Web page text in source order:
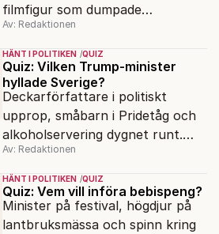
filmfigur som dumpade
Liberalerna. Har du koll på
veckans politiska snackisar?
Av: Redaktionen
HÄNT I POLITIKEN QUIZ
Quiz: Vilken Trump-minister
hyllade Sverige?
Deckarförfattare i politiskt
upprop, småbarn i Pridetåg och
alkoholservering dygnet runt.
Har du koll på veckans politiska
snackisar?
Av: Redaktionen
HÄNT I POLITIKEN QUIZ
Quiz: Vem vill införa bebispeng?
Minister på festival, högdjur på
lantbruksmässa och spinn kring